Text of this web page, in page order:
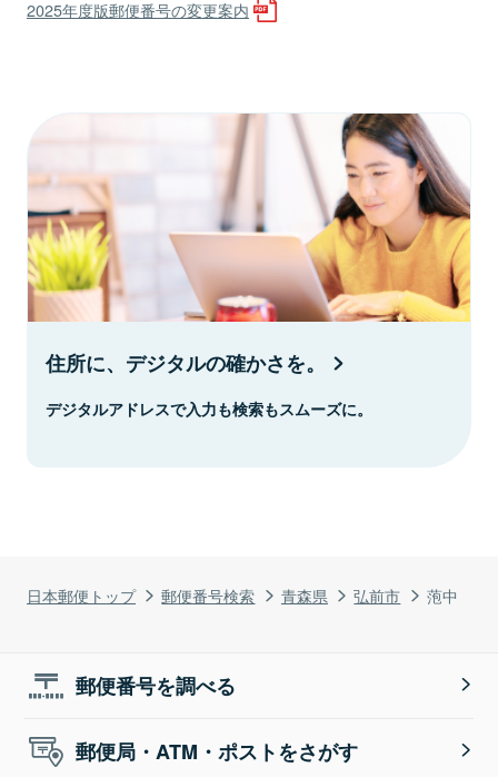
日本郵便トップ 郵便番号検索 青森県 弘前市 萢中
2025年度版郵便番号の変更案内
住所に、デジタルの確かさを。
デジタルアドレスで入力も検索もスムーズに。
郵便番号を調べる
郵便局・ATM・ポストをさがす